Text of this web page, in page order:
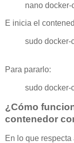
nano docker-
E inicia el
sudo docker-
Para pararlo:
sudo docker-
¿Cómo
contenedor
En lo que